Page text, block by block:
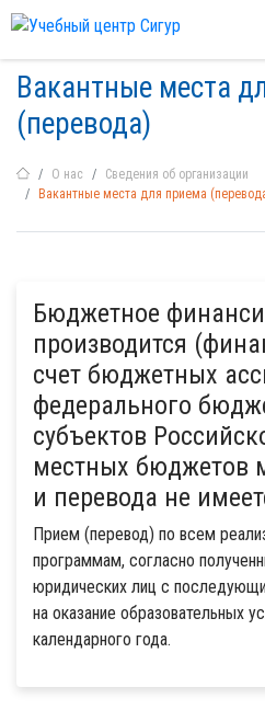
Вакантные места
(перевода)
О нас
Сведения об организации
Вакантные места для приема
Бюджетное
производится
счет бюджетных
федерального
субъектов
местных бюджетов
и перевода не
Прием (перевод) по всем
программам, согласно
юридических лиц с
на оказание образовательных
календарного года.